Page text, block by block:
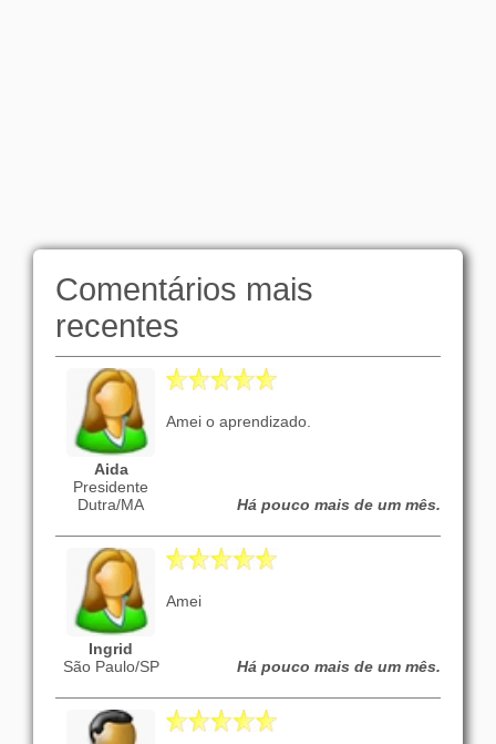
Comentários mais
recentes
Aida
Presidente
Dutra/MA
Amei o aprendizado.
Há pouco mais de um mês.
Ingrid
São Paulo/SP
Amei
Há pouco mais de um mês.